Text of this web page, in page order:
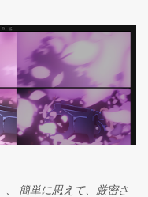
。劇場パンフレットにて
速度向上を兼ね、既存
規に制作したものを使用
べく臨んでいます。一般
たちのスタジオが制作時
ことが出来る筈です。 ま
音響システムに対応して
感や迫力の音響が提供
な大画面‧高精細映像‧臨
お問い合わせを頂きま
いなぁと思い、このエン
た。以下は、弊社デジタ
す。 それでは、宜しくお
て 現在、特に求めている
意欲を持つ３DCGスタッ
だきますので、コンポジ
作品に対する理解や責
演出的な視野も必要です
簡単に思えて、厳密さ